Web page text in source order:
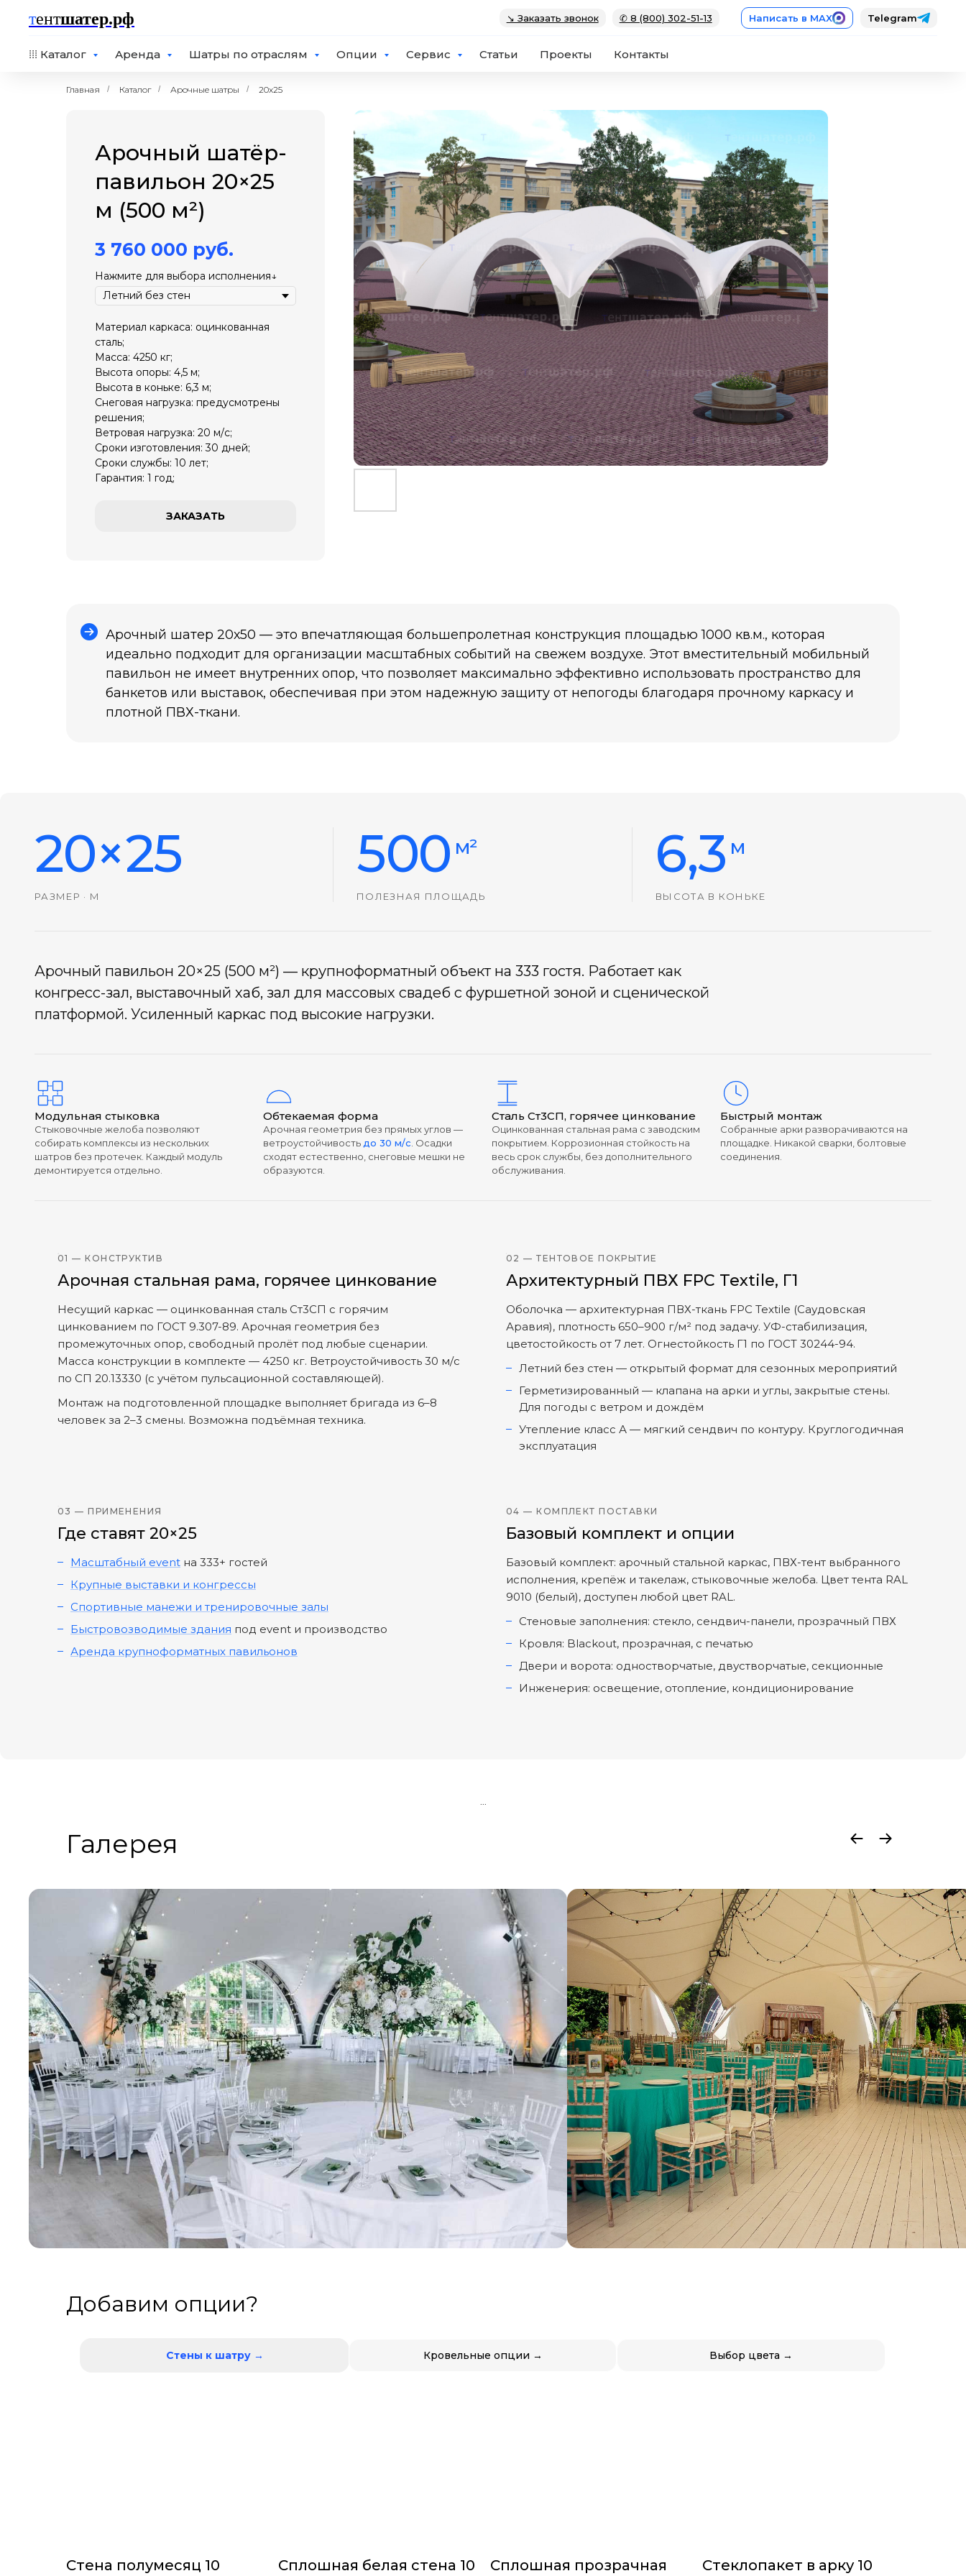
тентшатер.рф ↘ Заказать звонок ✆ 8 (800) 302-51-13 Написать в MAX Telegram
⁞⁞⁞ Каталог Аренда Шатры по отраслям Опции Сервис Статьи Проекты Контакты
Главная / Каталог / Арочные шатры / 20x25
Арочный шатёр-
павильон 20×25
м (500 м²)
3 760 000 руб.
Нажмите для выбора исполнения↓
Материал каркаса: оцинкованная
сталь;
Масса: 4250 кг;
Высота опоры: 4,5 м;
Высота в коньке: 6,3 м;
Снеговая нагрузка: предусмотрены
решения;
Ветровая нагрузка: 20 м/с;
Сроки изготовления: 30 дней;
Сроки службы: 10 лет;
Гарантия: 1 год;
ЗАКАЗАТЬ
Арочный шатер 20х50 — это впечатляющая большепролетная конструкция площадью 1000 кв.м., которая
идеально подходит для организации масштабных событий на свежем воздухе. Этот вместительный мобильный
павильон не имеет внутренних опор, что позволяет максимально эффективно использовать пространство для
банкетов или выставок, обеспечивая при этом надежную защиту от непогоды благодаря прочному каркасу и
плотной ПВХ-ткани.
20×25
РАЗМЕР · М
500 м²
ПОЛЕЗНАЯ ПЛОЩАДЬ
6,3 м
ВЫСОТА В КОНЬКЕ
Арочный павильон 20×25 (500 м²) — крупноформатный объект на 333 гостя. Работает как
конгресс-зал, выставочный хаб, зал для массовых свадеб с фуршетной зоной и сценической
платформой. Усиленный каркас под высокие нагрузки.
Модульная стыковка
Стыковочные желоба позволяют
собирать комплексы из нескольких
шатров без протечек. Каждый модуль
демонтируется отдельно.
Обтекаемая форма
Арочная геометрия без прямых углов —
ветроустойчивостьдо 30 м/с. Осадки
сходят естественно, снеговые мешки не
образуются.
Сталь Ст3СП, горячее цинкование
Оцинкованная стальная рама с заводским
покрытием. Коррозионная стойкость на
весь срок службы, без дополнительного
обслуживания.
Быстрый монтаж
Собранные арки разворачиваются на
площадке. Никакой сварки, болтовые
соединения.
01 — КОНСТРУКТИВ
Арочная стальная рама, горячее цинкование
Несущий каркас — оцинкованная сталь Ст3СП с горячим
цинкованием по ГОСТ 9.307-89. Арочная геометрия без
промежуточных опор, свободный пролёт под любые сценарии.
Масса конструкции в комплекте — 4250 кг. Ветроустойчивость 30 м/с
по СП 20.13330 (с учётом пульсационной составляющей).
Монтаж на подготовленной площадке выполняет бригада из 6–8
человек за 2–3 смены. Возможна подъёмная техника.
02 — ТЕНТОВОЕ ПОКРЫТИЕ
Архитектурный ПВХ FPC Textile, Г1
Оболочка — архитектурная ПВХ-ткань FPC Textile (Саудовская
Аравия), плотность 650–900 г/м² под задачу. УФ-стабилизация,
цветостойкость от 7 лет. Огнестойкость Г1 по ГОСТ 30244-94.
Летний без стен — открытый формат для сезонных мероприятий
Герметизированный — клапана на арки и углы, закрытые стены.
Для погоды с ветром и дождём
Утепление класс А — мягкий сендвич по контуру. Круглогодичная
эксплуатация
03 — ПРИМЕНЕНИЯ
Где ставят 20×25
Масштабный event на 333+ гостей
Крупные выставки и конгрессы
Спортивные манежи и тренировочные залы
Быстровозводимые здания под event и производство
Аренда крупноформатных павильонов
04 — КОМПЛЕКТ ПОСТАВКИ
Базовый комплект и опции
Базовый комплект: арочный стальной каркас, ПВХ-тент выбранного
исполнения, крепёж и такелаж, стыковочные желоба. Цвет тента RAL
9010 (белый), доступен любой цвет RAL.
Стеновые заполнения: стекло, сендвич-панели, прозрачный ПВХ
Кровля: Blackout, прозрачная, с печатью
Двери и ворота: одностворчатые, двустворчатые, секционные
Инженерия: освещение, отопление, кондиционирование
Галерея
Добавим опции?
Стены к шатру → Кровельные опции → Выбор цвета →
Стена полумесяц 10 Сплошная белая стена 10 Сплошная прозрачная Стеклопакет в арку 10